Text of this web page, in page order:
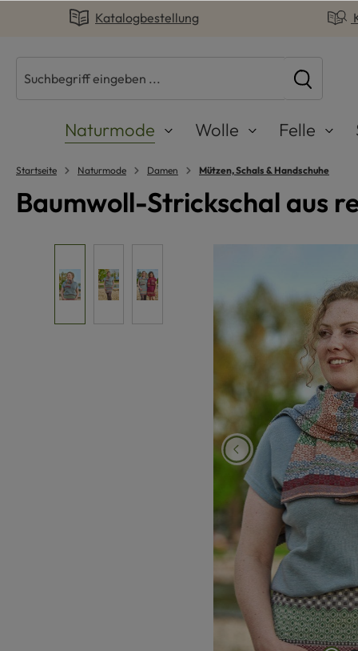
Zur Hauptnavigation springen
Katalogbestellung
Naturmode Wolle Felle
Startseite Naturmode Damen Mützen, Schals & Handschuhe
Baumwoll-Strickschal aus